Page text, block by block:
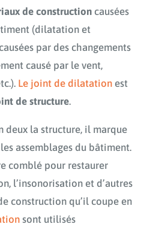
de construction causées
(dilatation et
par des changements
causé par le vent,
Le joint de dilatation est
de structure.
deux la structure, il marque
assemblages du bâtiment.
comblé pour restaurer
l’insonorisation et d’autres
construction qu’il coupe en
sont utilisés